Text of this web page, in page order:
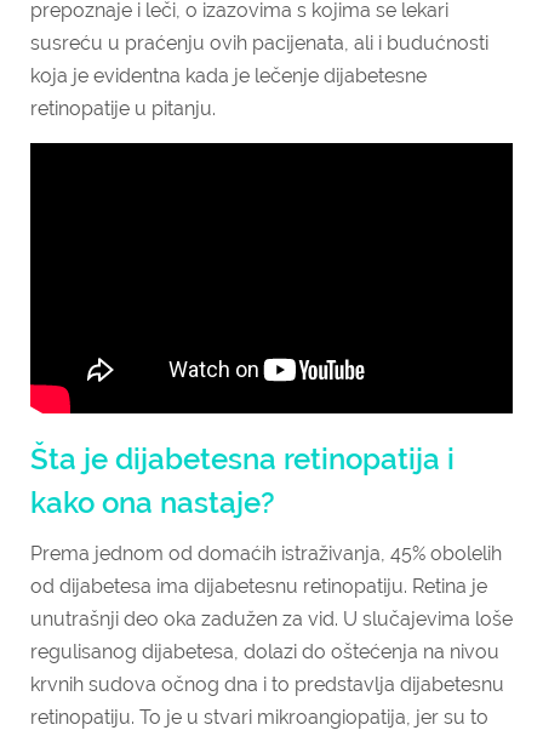
prepoznaje i leči, o izazovima s kojima se lekari
susreću u praćenju ovih pacijenata, ali i budućnosti
koja je evidentna kada je lečenje dijabetesne
retinopatije u pitanju.
Šta je dijabetesna retinopatija i
kako ona nastaje?
Prema jednom od domaćih istraživanja, 45% obolelih
od dijabetesa ima dijabetesnu retinopatiju. Retina je
unutrašnji deo oka zadužen za vid. U slučajevima loše
regulisanog dijabetesa, dolazi do oštećenja na nivou
krvnih sudova očnog dna i to predstavlja dijabetesnu
retinopatiju. To je u stvari mikroangiopatija, jer su to